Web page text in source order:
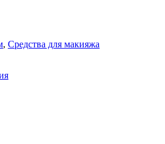
, Средства для макияжа